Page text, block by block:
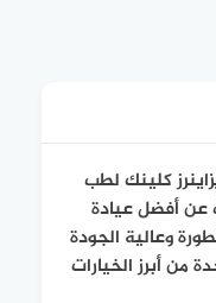
كلينك لطب
عن أفضل عيادة
وعالية الجودة
من أبرز الخيارات